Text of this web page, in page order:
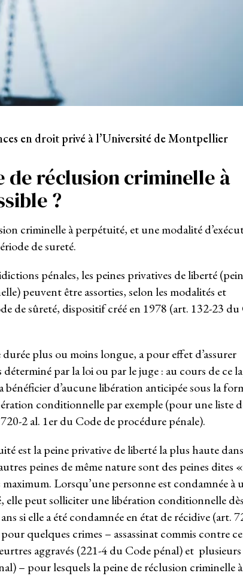
en droit privé à l’Université de Montpellier
de réclusion criminelle à
?
criminelle à perpétuité, et une modalité
de sureté.
pénales, les peines privatives de liberté
peuvent être assorties, selon les modalités et
de sûreté, dispositif créé en 1978 (art. 132-23 du
plus ou moins longue, a pour effet d’assurer
par la loi ou par le juge : au cours de ce
d’aucune libération anticipée sous la
conditionnelle par exemple (pour une liste
2 al. 1erdu Code de procédure pénale).
est la peine privative de liberté la plus haute dans
peines de même nature sont des peines dites
Lorsqu’une personne est condamnée à
elle peut solliciter une libération conditionnelle
si elle a été condamnée en état de récidive (art.
quelques crimes – assassinat commis contre
aggravés (221-4 du Code pénal) et plusieurs
– pour lesquels la peine de réclusion criminelle à